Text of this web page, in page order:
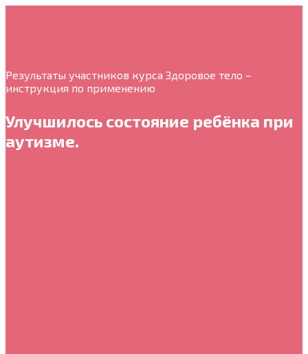
Результаты участников курса Здоровое тело –
инструкция по применению
Улучшилось состояние ребёнка при
аутизме.